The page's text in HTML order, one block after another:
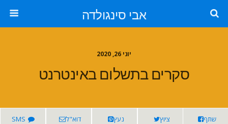
אבי סינגולדה
יוני 26, 2020
סקרים בתשלום באינטרנט
שתף ציוץ נעץ דוא"ל SMS